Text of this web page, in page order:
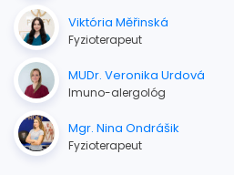
Viktória Měřinská
Fyzioterapeut
MUDr. Veronika Urdová
Imuno-alergológ
Mgr. Nina Ondrášik
Fyzioterapeut